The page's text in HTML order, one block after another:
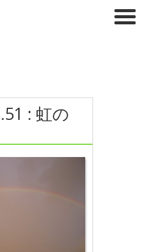
: 虹の